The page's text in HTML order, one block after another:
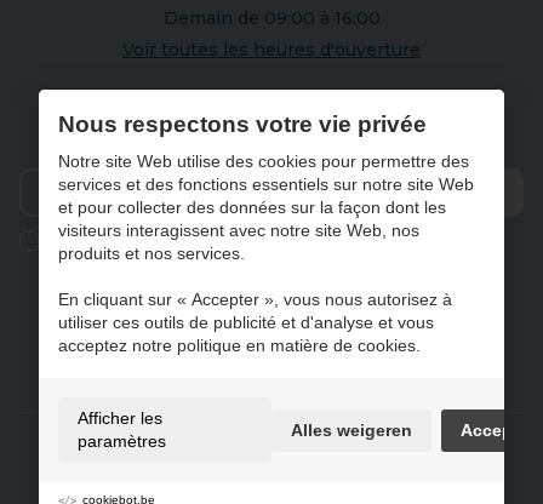
Demain de 09:00 à 16:00
Voir toutes les heures d'ouverture
S'abonner à notre newsletter
Ik geef de toestemming om mijn gegevens te bewaren en
verwerken zoals aangegeven in onze
NL
Gebruiksvoorwaarden & privacybeleid
Nous respectons votre vie privée
Notre site Web utilise des cookies pour permettre des
services et des fonctions essentiels sur notre site Web
et pour collecter des données sur la façon dont les
visiteurs interagissent avec notre site Web, nos
produits et nos services.
En cliquant sur « Accepter », vous nous autorisez à
utiliser ces outils de publicité et d'analyse et vous
acceptez notre politique en matière de cookies.
Afficher les
paramètres
Alles weigeren Accepter
cookiebot.be